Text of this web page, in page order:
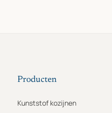
Producten
Kunststof kozijnen